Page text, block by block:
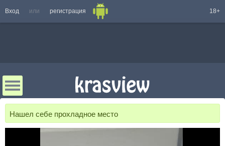
Вход или регистрация 18+
Нашел себе прохладное место